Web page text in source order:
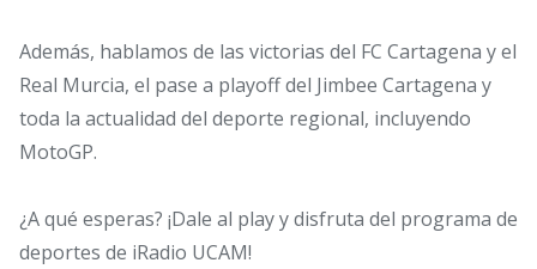
Además, hablamos de las victorias del FC Cartagena y el
Real Murcia, el pase a playoff del Jimbee Cartagena y
toda la actualidad del deporte regional, incluyendo
MotoGP.
¿A qué esperas? ¡Dale al play y disfruta del programa de
deportes de iRadio UCAM!